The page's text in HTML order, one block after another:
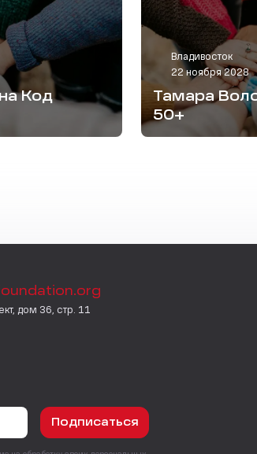
Код
Владивосток
22 ноября 2028
Тамара
50+
дом 36, стр. 11
Подписаться